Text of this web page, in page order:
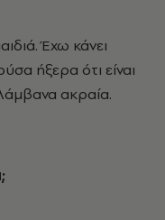
Έχω κάνει
ήξερα ότι είναι
ακραία.